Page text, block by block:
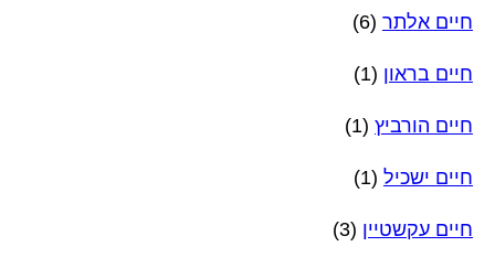
חיים אלתר (6)
חיים בראון (1)
חיים הורביץ (1)
חיים ישכיל (1)
חיים עקשטיין (3)